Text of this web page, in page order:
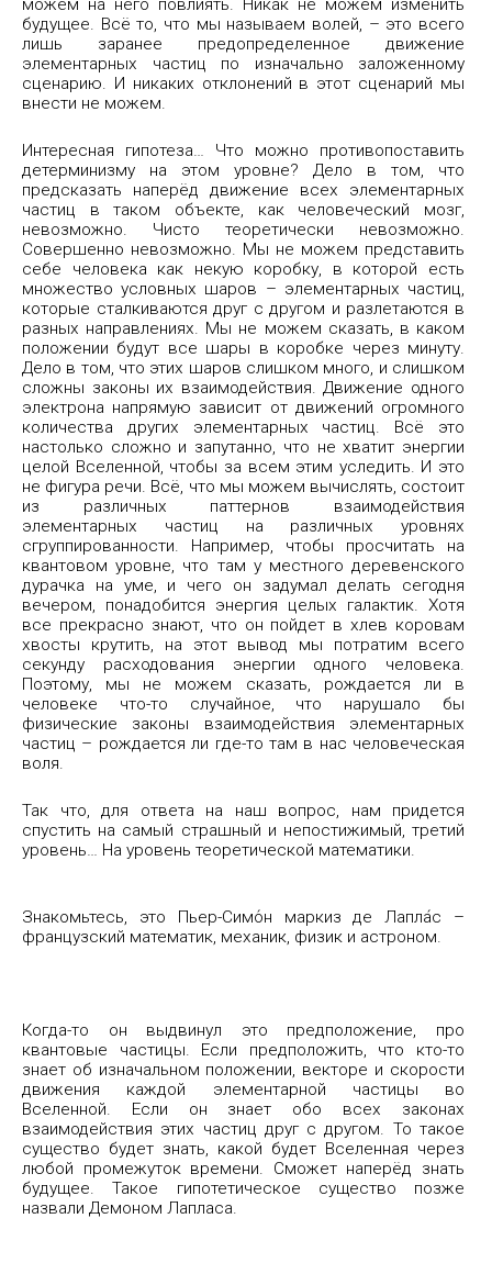
можем на него повлиять. Никак не можем изменить
будущее. Всё то, что мы называем волей, – это всего
лишь заранее предопределенное движение
элементарных частиц по изначально заложенному
сценарию. И никаких отклонений в этот сценарий мы
внести не можем.
Интересная гипотеза… Что можно противопоставить
детерминизму на этом уровне? Дело в том, что
предсказать наперёд движение всех элементарных
частиц в таком объекте, как человеческий мозг,
невозможно. Чисто теоретически невозможно.
Совершенно невозможно. Мы не можем представить
себе человека как некую коробку, в которой есть
множество условных шаров – элементарных частиц,
которые сталкиваются друг с другом и разлетаются в
разных направлениях. Мы не можем сказать, в каком
положении будут все шары в коробке через минуту.
Дело в том, что этих шаров слишком много, и слишком
сложны законы их взаимодействия. Движение одного
электрона напрямую зависит от движений огромного
количества других элементарных частиц. Всё это
настолько сложно и запутанно, что не хватит энергии
целой Вселенной, чтобы за всем этим уследить. И это
не фигура речи. Всё, что мы можем вычислять, состоит
из различных паттернов взаимодействия
элементарных частиц на различных уровнях
сгруппированности. Например, чтобы просчитать на
квантовом уровне, что там у местного деревенского
дурачка на уме, и чего он задумал делать сегодня
вечером, понадобится энергия целых галактик. Хотя
все прекрасно знают, что он пойдет в хлев коровам
хвосты крутить, на этот вывод мы потратим всего
секунду расходования энергии одного человека.
Поэтому, мы не можем сказать, рождается ли в
человеке что-то случайное, что нарушало бы
физические законы взаимодействия элементарных
частиц – рождается ли где-то там в нас человеческая
воля.
Так что, для ответа на наш вопрос, нам придется
спустить на самый страшный и непостижимый, третий
уровень… На уровень теоретической математики.
Знакомьтесь, это Пьер-Симо́н маркиз де Лапла́с –
французский математик, механик, физик и астроном.
Когда-то он выдвинул это предположение, про
квантовые частицы. Если предположить, что кто-то
знает об изначальном положении, векторе и скорости
движения каждой элементарной частицы во
Вселенной. Если он знает обо всех законах
взаимодействия этих частиц друг с другом. То такое
существо будет знать, какой будет Вселенная через
любой промежуток времени. Сможет наперёд знать
будущее. Такое гипотетическое существо позже
назвали Демоном Лапласа.